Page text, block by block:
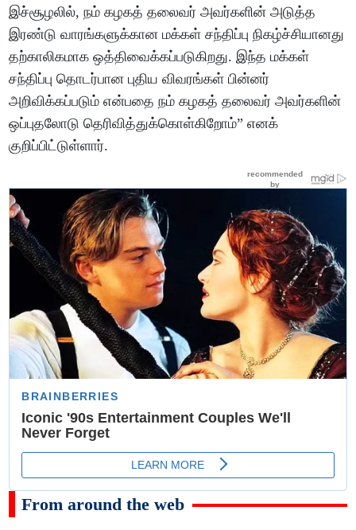
இச்சூழலில், நம் கழகத் தலைவர் அவர்களின் அடுத்த
இரண்டு வாரங்களுக்கான மக்கள் சந்திப்பு நிகழ்ச்சியானது
தற்காலிகமாக ஒத்திவைக்கப்படுகிறது. இந்த மக்கள்
சந்திப்பு தொடர்பான புதிய விவரங்கள் பின்னர்
அறிவிக்கப்படும் என்பதை நம் கழகத் தலைவர் அவர்களின்
ஒப்புதலோடு தெரிவித்துக்கொள்கிறோம்” எனக்
குறிப்பிட்டுள்ளார்.
From around the web